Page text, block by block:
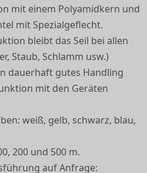
mit einem Polyamidkern und
mit Spezialgeflecht.
bleibt das Seil bei allen
Staub, Schlamm usw.)
dauerhaft gutes Handling
mit den Geräten
weiß, gelb, schwarz, blau,
200 und 500 m.
auf Anfrage: